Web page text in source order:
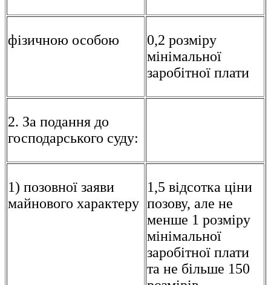
фізичною особою
0,2 розміру
мінімальної
заробітної плати
2. За подання до
господарського суду:
1) позовної заяви
майнового характеру
1,5 відсотка ціни
позову, але не
менше 1 розміру
мінімальної
заробітної плати
та не більше 150